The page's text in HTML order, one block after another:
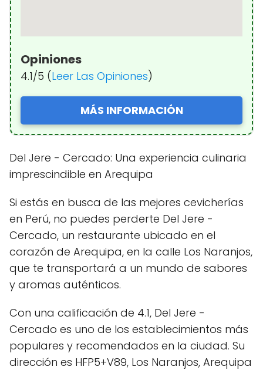
Opiniones
4.1/5 (Leer Las Opiniones)
MÁS INFORMACIÓN
Del Jere - Cercado: Una experiencia culinaria
imprescindible en Arequipa
Si estás en busca de las mejores cevicherías
en Perú, no puedes perderte Del Jere -
Cercado, un restaurante ubicado en el
corazón de Arequipa, en la calle Los Naranjos,
que te transportará a un mundo de sabores
y aromas auténticos.
Con una calificación de 4.1, Del Jere -
Cercado es uno de los establecimientos más
populares y recomendados en la ciudad. Su
dirección es HFP5+V89, Los Naranjos, Arequipa